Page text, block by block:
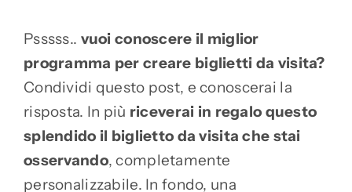
Psssss.. vuoi conoscere il miglior
programma per creare biglietti da visita?
Condividi questo post, e conoscerai la
risposta. In più riceverai in regalo questo
splendido il biglietto da visita che stai
osservando, completamente
personalizzabile. In fondo, una